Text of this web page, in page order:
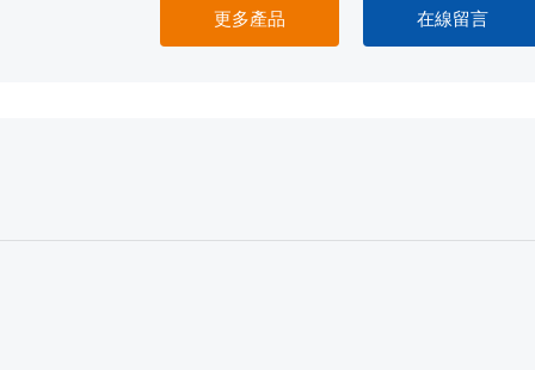
更多產品 在線留言